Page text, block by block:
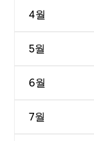
4월
5월
6월
7월